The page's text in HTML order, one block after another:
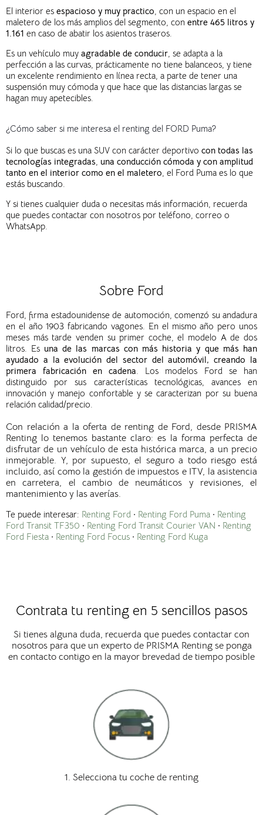
El interior es espacioso y muy practico , con un espacio en el
maletero de los más amplios del segmento, con entre 465 litros y
1.161 en caso de abatir los asientos traseros.
Es un vehículo muy agradable de conducir , se adapta a la
perfección a las curvas, prácticamente no tiene balanceos, y tiene
un excelente rendimiento en línea recta, a parte de tener una
suspensión muy cómoda y que hace que las distancias largas se
hagan muy apetecibles.
¿Cómo saber si me interesa el renting del FORD Puma?
Si lo que buscas es una SUV con carácter deportivo con todas las
tecnologías integradas una conducción cómoda y con amplitud
tanto en el interior como en el maletero , el Ford Puma es lo que
estás buscando.
Y si tienes cualquier duda o necesitas más información, recuerda
que puedes contactar con nosotros por teléfono, correo o
WhatsApp.
Sobre Ford
Ford, firma estadounidense de automoción, comenzó su andadura
en el año 1903 fabricando vagones. En el mismo año pero unos
meses más tarde venden su primer coche, el modelo A de dos
litros. Es una de las marcas con más historia y que más han
ayudado a la evolución del sector del automóvil, creando la
primera fabricación en cadena
Los modelos Ford se han
distinguido por sus características tecnológicas, avances en
innovación y manejo confortable y se caracterizan por su buena
relación calidad/precio.
Con relación a la oferta de renting de Ford, desde PRISMA
Renting lo tenemos bastante claro: es la forma perfecta de
disfrutar de un vehículo de esta histórica marca, a un precio
inmejorable. Y, por supuesto, el seguro a todo riesgo está
incluido, así como la gestión de impuestos e ITV, la asistencia
en carretera, el cambio de neumáticos y revisiones, el
mantenimiento y las averías.
Te puede interesar: Renting Ford · Renting Ford Puma · Renting
Ford Transit TF350 · Renting Ford Transit Courier VAN · Renting
Ford Fiesta · Renting Ford Focus · Renting Ford Kuga
Contrata tu renting en 5 sencillos pasos
Si tienes alguna duda, recuerda que puedes contactar con
nosotros para que un experto de PRISMA Renting se ponga
en contacto contigo en la mayor brevedad de tiempo posible
1. Selecciona tu coche de renting